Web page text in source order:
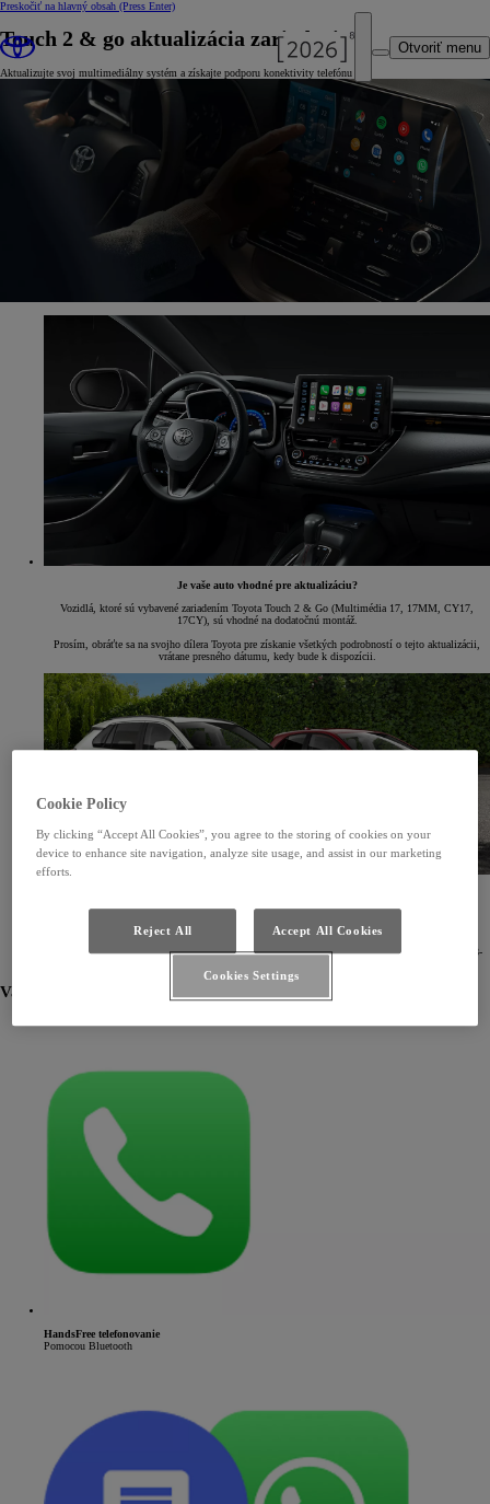
Preskočiť na hlavný obsah (Press Enter)
Otvoriť menu
Touch 2 & go aktualizácia zariadenia
Aktualizujte svoj multimediálny systém a získajte podporu konektivity telefónu
Je vaše auto vhodné pre aktualizáciu?
Vozidlá, ktoré sú vybavené zariadením Toyota Touch 2 & Go (Multimédia 17, 17MM, CY17,
17CY), sú vhodné na dodatočnú montáž.
Prosím, obráťte sa na svojho dílera Toyota pre získanie všetkých podrobností o tejto aktualizácii,
vrátane presného dátumu, kedy bude k dispozícii.
Toyota RAV4 s navigáciou a bez navigácie (upozorňujeme: vozidlá RAV4 (vyrobené medzi 10/18-
Vaše obľúbené aplikácie pre android a ios vo vašom aute
HandsFree telefonovanie
Pomocou Bluetooth
Cookie Policy
By clicking “Accept All Cookies”, you agree to the storing of cookies on your
device to enhance site navigation, analyze site usage, and assist in our marketing
efforts.
Reject All Accept All Cookies
Cookies Settings